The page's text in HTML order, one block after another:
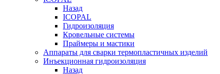
Назад
ICOPAL
Гидроизоляция
Кровельные системы
Праймеры и мастики
Аппараты для сварки термопластичных изделий
Инъекционная гидроизоляция
Назад